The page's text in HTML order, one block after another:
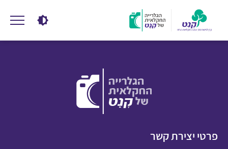
פרטי יצירת קשר